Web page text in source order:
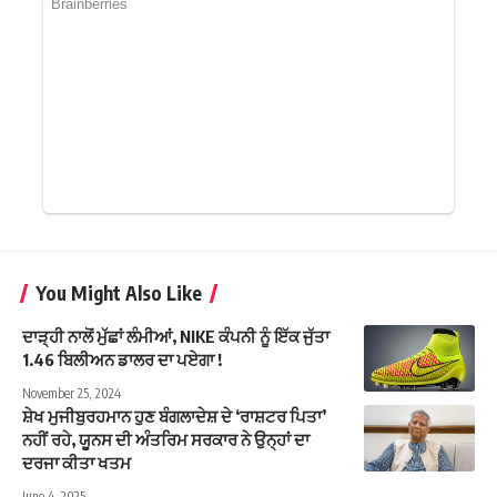
You Might Also Like
ਦਾੜ੍ਹੀ ਨਾਲੋਂ ਮੁੱਛਾਂ ਲੰਮੀਆਂ, NIKE ਕੰਪਨੀ ਨੂੰ ਇੱਕ ਜੁੱਤਾ
1.46 ਬਿਲੀਅਨ ਡਾਲਰ ਦਾ ਪਏਗਾ !
November 25, 2024
ਸ਼ੇਖ ਮੁਜੀਬੁਰਹਮਾਨ ਹੁਣ ਬੰਗਲਾਦੇਸ਼ ਦੇ ‘ਰਾਸ਼ਟਰ ਪਿਤਾ’
ਨਹੀਂ ਰਹੇ, ਯੂਨਸ ਦੀ ਅੰਤਰਿਮ ਸਰਕਾਰ ਨੇ ਉਨ੍ਹਾਂ ਦਾ
ਦਰਜਾ ਕੀਤਾ ਖਤਮ